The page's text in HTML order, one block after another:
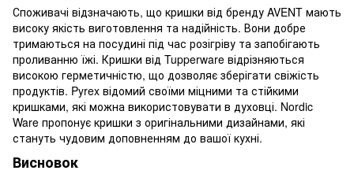
Споживачі відзначають, що кришки від бренду AVENT мають
високу якість виготовлення та надійність. Вони добре
тримаються на посудині під час розігріву та запобігають
проливанню їжі. Кришки від Tupperware відрізняються
високою герметичністю, що дозволяє зберігати свіжість
продуктів. Pyrex відомий своїми міцними та стійкими
кришками, які можна використовувати в духовці. Nordic
Ware пропонує кришки з оригінальними дизайнами, які
стануть чудовим доповненням до вашої кухні.
Висновок